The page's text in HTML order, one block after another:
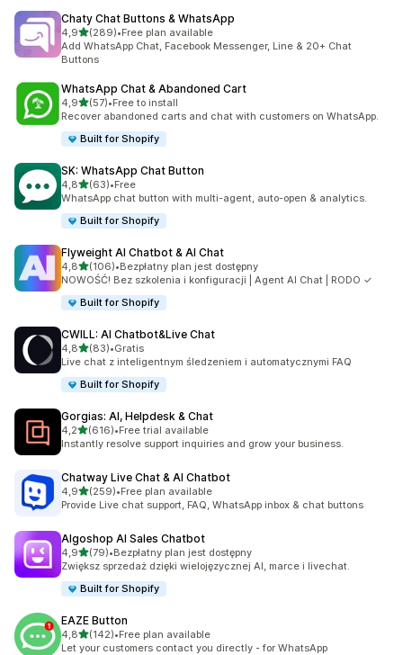
Chaty Chat Buttons & WhatsApp
4,9na 5 gwiazdek
(289)
Łączna liczba recenzji: 289
•Free plan available
Add WhatsApp Chat, Facebook Messenger, Line & 20+ Chat
Buttons
WhatsApp Chat & Abandoned Cart
4,9na 5 gwiazdek
(57)
Łączna liczba recenzji: 57
•Free to install
Recover abandoned carts and chat with customers on WhatsApp.
Built for Shopify
SK: WhatsApp Chat Button
4,8na 5 gwiazdek
(63)
Łączna liczba recenzji: 63
•Free
WhatsApp chat button with multi-agent, auto-open & analytics.
Built for Shopify
Flyweight AI Chatbot & AI Chat
4,8na 5 gwiazdek
(106)
Łączna liczba recenzji: 106
•Bezpłatny plan jest dostępny
NOWOŚĆ! Bez szkolenia i konfiguracji | Agent AI Chat | RODO ✓
Built for Shopify
CWILL: AI Chatbot&Live Chat
4,8na 5 gwiazdek
(83)
Łączna liczba recenzji: 83
•Gratis
Live chat z inteligentnym śledzeniem i automatycznymi FAQ
Built for Shopify
Gorgias: AI, Helpdesk & Chat
4,2na 5 gwiazdek
(616)
Łączna liczba recenzji: 616
•Free trial available
Instantly resolve support inquiries and grow your business.
Chatway Live Chat & AI Chatbot
4,9na 5 gwiazdek
(259)
Łączna liczba recenzji: 259
•Free plan available
Provide Live chat support, FAQ, WhatsApp inbox & chat buttons
Algoshop AI Sales Chatbot
4,9na 5 gwiazdek
(79)
Łączna liczba recenzji: 79
•Bezpłatny plan jest dostępny
Zwiększ sprzedaż dzięki wielojęzycznej AI, marce i livechat.
Built for Shopify
EAZE Button
4,8na 5 gwiazdek
(142)
Łączna liczba recenzji: 142
•Free plan available
Let your customers contact you directly - for WhatsApp